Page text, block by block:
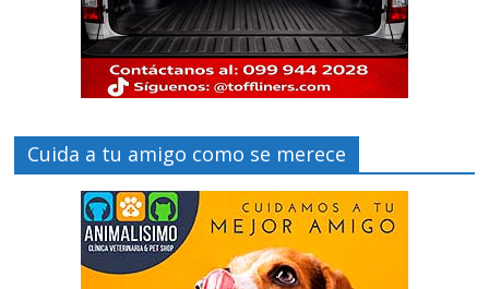
Cuida a tu amigo como se merece